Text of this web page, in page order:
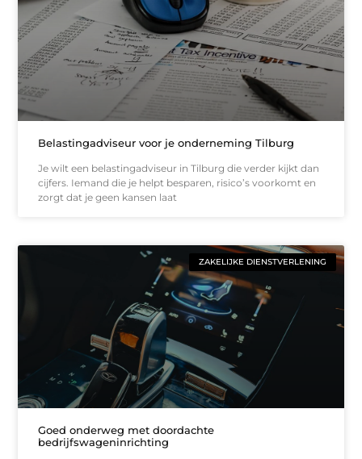
Belastingadviseur voor je onderneming Tilburg
Je wilt een belastingadviseur in Tilburg die verder kijkt dan
cijfers. Iemand die je helpt besparen, risico’s voorkomt en
zorgt dat je geen kansen laat
ZAKELIJKE DIENSTVERLENING
Goed onderweg met doordachte
bedrijfswageninrichting